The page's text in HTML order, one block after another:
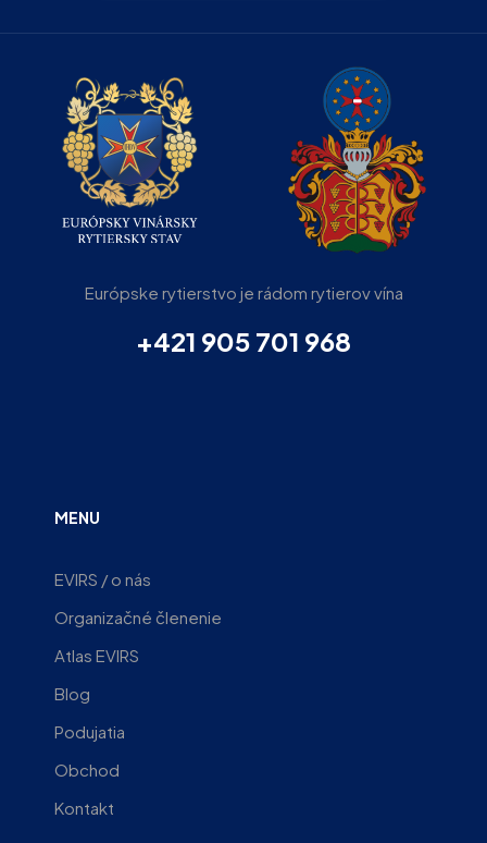
Európske rytierstvo je rádom rytierov vína
+421 905 701 968
MENU
EVIRS / o nás
Organizačné členenie
Atlas EVIRS
Blog
Podujatia
Obchod
Kontakt